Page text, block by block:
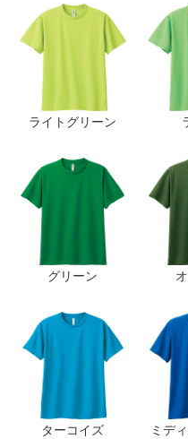
ライトグリーン
グリーン
ターコイズ ミデ